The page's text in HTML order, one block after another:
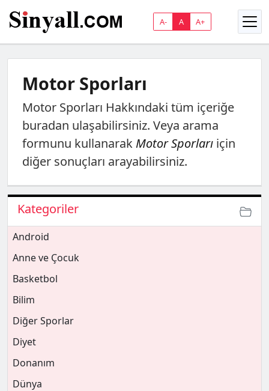
A- A A+
Motor Sporları
Motor Sporları Hakkındaki tüm içeriğe
buradan ulaşabilirsiniz. Veya arama
formunu kullanarak Motor Sporları için
diğer sonuçları arayabilirsiniz.
Kategoriler
Android
Anne ve Çocuk
Basketbol
Bilim
Diğer Sporlar
Diyet
Donanım
Dünya